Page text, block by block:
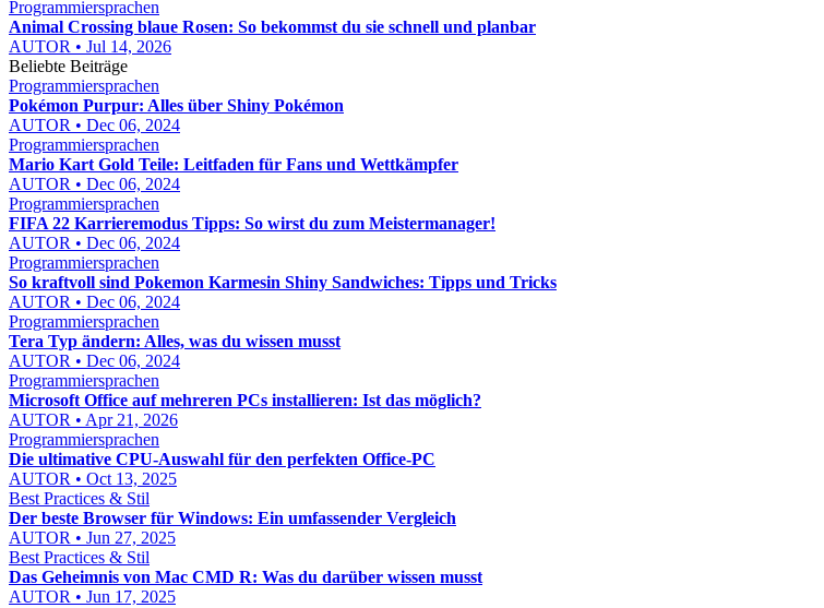
Programmiersprachen
Animal Crossing blaue Rosen: So bekommst du sie schnell und planbar
AUTOR • Jul 14, 2026
Beliebte Beiträge
Programmiersprachen
Pokémon Purpur: Alles über Shiny Pokémon
AUTOR • Dec 06, 2024
Programmiersprachen
Mario Kart Gold Teile: Leitfaden für Fans und Wettkämpfer
AUTOR • Dec 06, 2024
Programmiersprachen
FIFA 22 Karrieremodus Tipps: So wirst du zum Meistermanager!
AUTOR • Dec 06, 2024
Programmiersprachen
So kraftvoll sind Pokemon Karmesin Shiny Sandwiches: Tipps und Tricks
AUTOR • Dec 06, 2024
Programmiersprachen
Tera Typ ändern: Alles, was du wissen musst
AUTOR • Dec 06, 2024
Programmiersprachen
Microsoft Office auf mehreren PCs installieren: Ist das möglich?
AUTOR • Apr 21, 2026
Programmiersprachen
Die ultimative CPU-Auswahl für den perfekten Office-PC
AUTOR • Oct 13, 2025
Best Practices & Stil
Der beste Browser für Windows: Ein umfassender Vergleich
AUTOR • Jun 27, 2025
Best Practices & Stil
Das Geheimnis von Mac CMD R: Was du darüber wissen musst
AUTOR • Jun 17, 2025